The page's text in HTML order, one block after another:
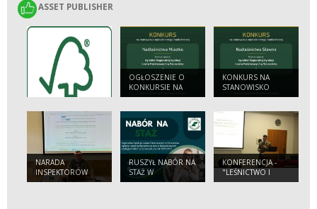
ASSET PUBLISHER
ASSET PUBLISHER
OGŁOSZENIE O
KONKURSIE NA
STANOWISKO:
NADLEŚNICZEJ
NADLEŚNICTWA
MIASTKO
KONKURS NA
STANOWISKO
NADLEŚNICZEGO/
NADLEŚNICTWA
SŁAWNO
NARADA
INSPEKTORÓW
STRAŻY LEŚNEJ W
RUSZYŁ NABÓR NA
STAŻ W
NADLEŚNICTWACH
KONFERENCJA -
"LEŚNICTWO I
DRZEWNICTWO